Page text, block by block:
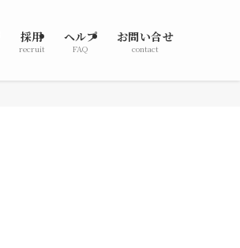
採用
recruit
ヘルプ
FAQ
お問い合せ
contact